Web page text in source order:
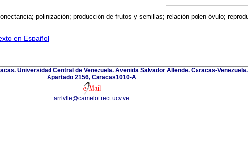
polinización; producción de frutos y semillas; relación polen-óvulo;
en Español
Universidad Central de Venezuela. Avenida Salvador Allende. Caracas-Venezuela.
Apartado 2156, Caracas1010-A
arrivile@camelot.rect.ucv.ve